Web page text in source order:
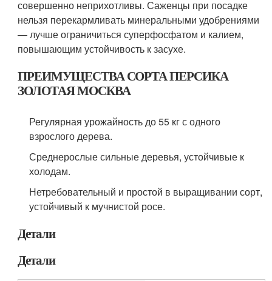
совершенно неприхотливы. Саженцы при посадке
нельзя перекармливать минеральными удобрениями
— лучше ограничиться суперфосфатом и калием,
повышающим устойчивость к засухе.
ПРЕИМУЩЕСТВА СОРТА ПЕРСИКА
ЗОЛОТАЯ МОСКВА
Регулярная урожайность до 55 кг с одного
взрослого дерева.
Среднерослые сильные деревья, устойчивые к
холодам.
Нетребовательный и простой в выращивании сорт,
устойчивый к мучнистой росе.
Детали
Детали